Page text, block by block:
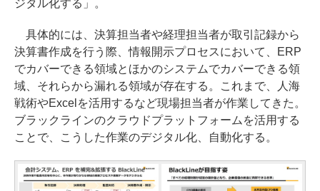
ジタル化する」。
具体的には、決算担当者や経理担当者が取引記録から
決算書作成を行う際、情報開示プロセスにおいて、ERP
でカバーできる領域とほかのシステムでカバーできる領
域、それらから漏れる領域が存在する。これまで、人海
戦術やExcelを活用するなど現場担当者が作業してきた。
ブラックラインのクラウドプラットフォームを活用する
ことで、こうした作業のデジタル化、自動化する。